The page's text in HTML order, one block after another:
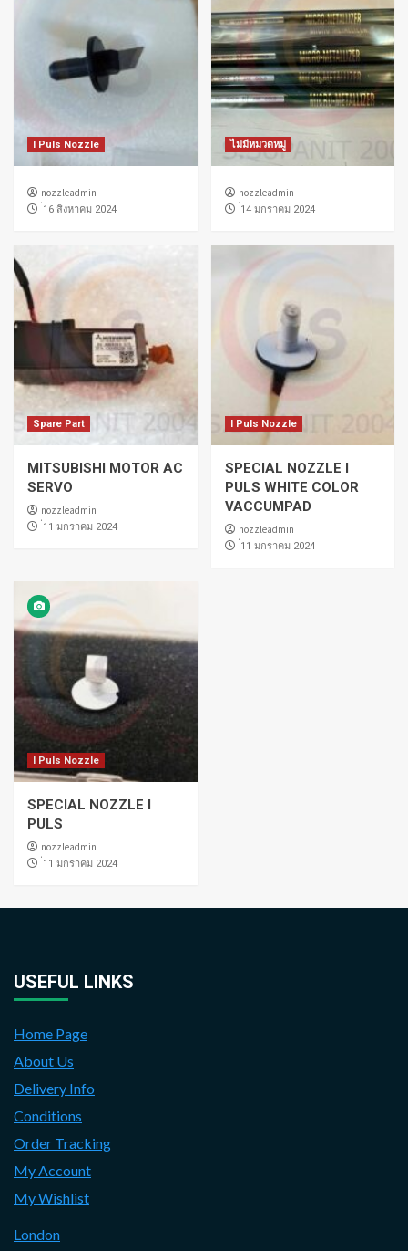
I Puls Nozzle
nozzleadmin
่16 สิงหาคม 2024
ไม่มีหมวดหมู่
nozzleadmin
่14 มกราคม 2024
Spare Part
MITSUBISHI MOTOR AC
SERVO
nozzleadmin
่11 มกราคม 2024
I Puls Nozzle
SPECIAL NOZZLE I
PULS WHITE COLOR
VACCUMPAD
nozzleadmin
่11 มกราคม 2024
I Puls Nozzle
SPECIAL NOZZLE I
PULS
nozzleadmin
่11 มกราคม 2024
USEFUL LINKS
Home Page
About Us
Delivery Info
Conditions
Order Tracking
My Account
My Wishlist
London